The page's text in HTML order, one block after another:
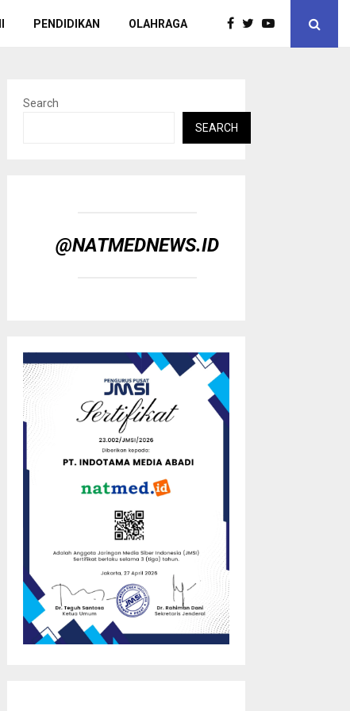
PENDIDIKAN OLAHRAGA
Search
SEARCH
@NATMEDNEWS.ID